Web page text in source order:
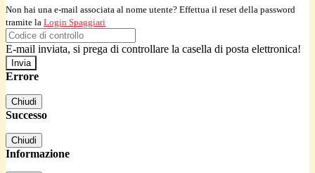
Non hai una e-mail associata al nome utente? Effettua il reset della password
tramite la Login Spaggiari
E-mail inviata, si prega di controllare la casella di posta elettronica!
Errore
Chiudi
Successo
Chiudi
Informazione